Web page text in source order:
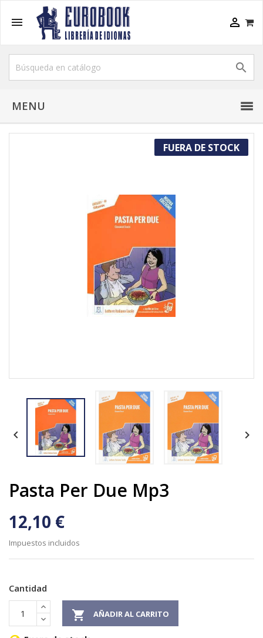
 

MENU
FUERA DE STOCK
 
Pasta Per Due Mp3
12,10 €
Impuestos incluidos
Cantidad
 AÑADIR AL CARRITO